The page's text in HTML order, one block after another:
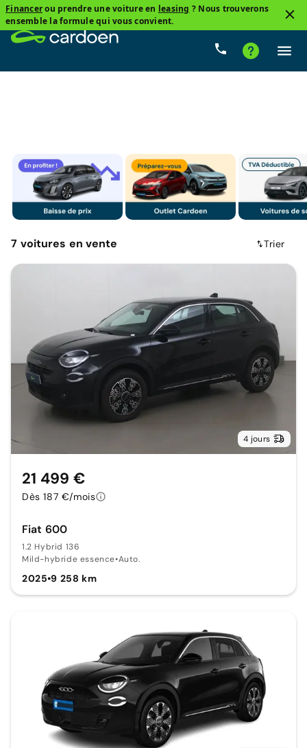
Financerou prendre une voiture en leasing ? Nous trouverons
ensemble la formule qui vous convient.
Boîte de vitesse
7 voitures en vente Trier
4 jours
Fiat 600
1.2 Hybrid 136
Mild-hybride essence•Auto.
2025•9 258 km
21 499 €
Dès 187 €/mois